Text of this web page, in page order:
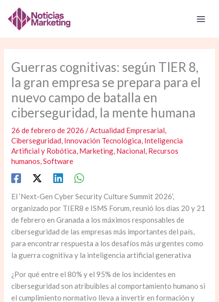
contenido
Guerras cognitivas: según TIER 8,
la gran empresa se prepara para el
nuevo campo de batalla en
ciberseguridad, la mente humana
26 de febrero de 2026/Actualidad Empresarial,
Ciberseguridad, Innovación Tecnológica, Inteligencia
Artificial y Robótica, Marketing, Nacional, Recursos
humanos,Software
El ‘Next-Gen Cyber Security Culture Summit 2026’,
organizado por TIER8 e ISMS Forum, reunió los días 20 y 21
de febrero en Granada a los máximos responsables de
ciberseguridad de las empresas más importantes del país,
para encontrar respuesta a los desafíos más urgentes como
la guerra cognitiva y la inteligencia artificial generativa
¿Por qué entre el 80% y el 95% de los incidentes en
ciberseguridad son atribuibles al comportamiento humano si
el cumplimiento normativo lleva a invertir en formación y